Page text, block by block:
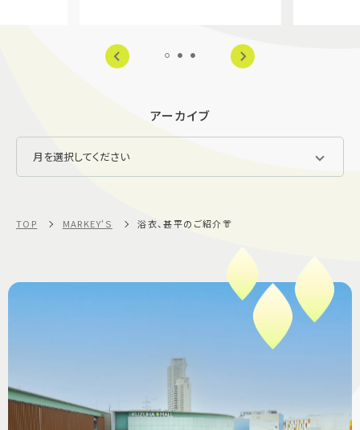
アーカイブ
TOP MARKEY‘Ｓ 浴衣、甚平のご紹介👘